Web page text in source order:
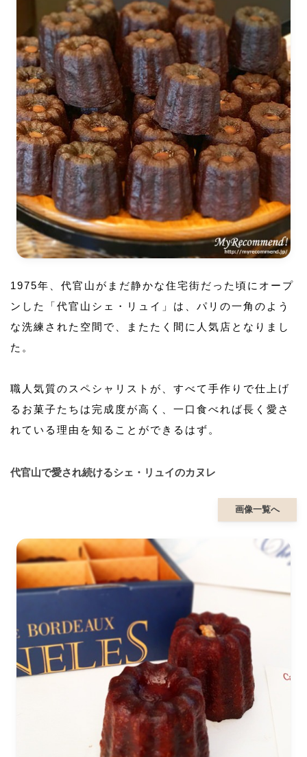
1975年、代官山がまだ静かな住宅街だった頃にオープ
ンした「代官山シェ・リュイ」は、パリの一角のよう
な洗練された空間で、またたく間に人気店となりまし
た。
職人気質のスペシャリストが、すべて手作りで仕上げ
るお菓子たちは完成度が高く、一口食べれば長く愛さ
れている理由を知ることができるはず。
代官山で愛され続けるシェ・リュイのカヌレ
画像一覧へ